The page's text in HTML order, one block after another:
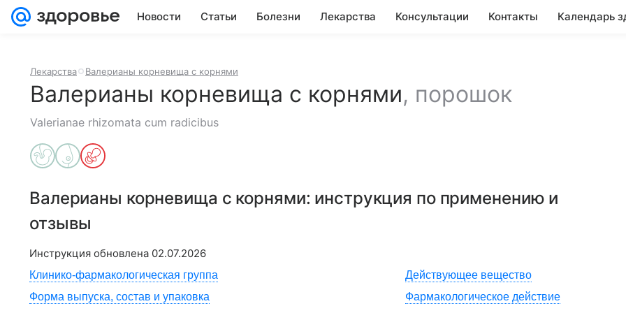
Новости Статьи Болезни Лекарства Консультации Контакты Календарь
Лекарства Валерианы корневища с корнями
Валерианы корневища с корнями, порошок
Valerianae rhizomata cum radicibus
Валерианы корневища с корнями: инструкция по применению и
отзывы
Инструкция обновлена 02.07.2026
Клинико-фармакологическая группа
Действующее вещество
Форма выпуска, состав и упаковка
Фармакологическое действие